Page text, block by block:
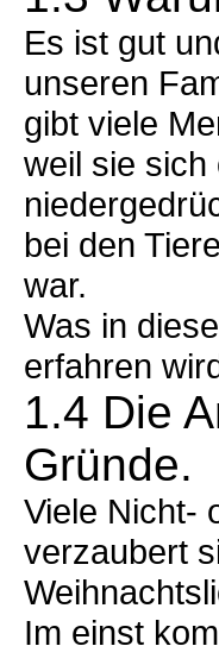
Es ist gut
unseren
gibt viele
weil sie sich
bei den
war.
Was in
erfahren
1.4 Die
Gründe.
Viele Nicht-
verzaubert
Im einst